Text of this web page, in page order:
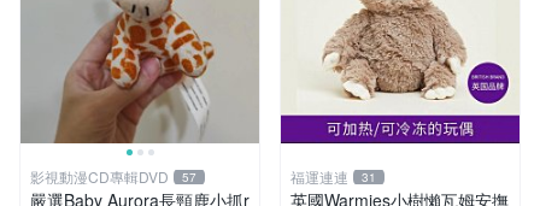
影視動漫CD專輯DVD 57
嚴選Baby Aurora長頸鹿小抓r
福運連連 31
英國Warmies小樹懶瓦姆安撫